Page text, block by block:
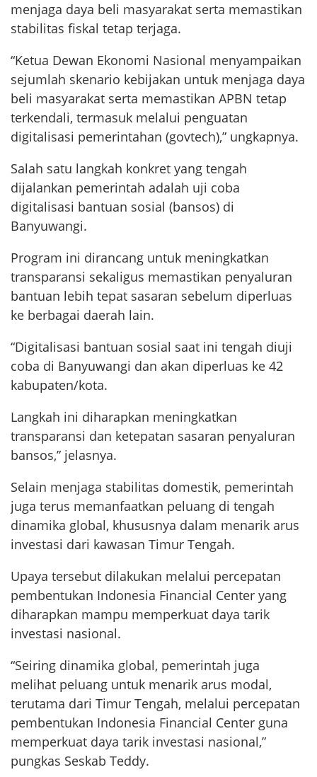
menjaga daya beli masyarakat serta memastikan
stabilitas fiskal tetap terjaga.
“Ketua Dewan Ekonomi Nasional menyampaikan
sejumlah skenario kebijakan untuk menjaga daya
beli masyarakat serta memastikan APBN tetap
terkendali, termasuk melalui penguatan
digitalisasi pemerintahan (govtech),” ungkapnya.
Salah satu langkah konkret yang tengah
dijalankan pemerintah adalah uji coba
digitalisasi bantuan sosial (bansos) di
Banyuwangi.
Program ini dirancang untuk meningkatkan
transparansi sekaligus memastikan penyaluran
bantuan lebih tepat sasaran sebelum diperluas
ke berbagai daerah lain.
“Digitalisasi bantuan sosial saat ini tengah diuji
coba di Banyuwangi dan akan diperluas ke 42
kabupaten/kota.
Langkah ini diharapkan meningkatkan
transparansi dan ketepatan sasaran penyaluran
bansos,” jelasnya.
Selain menjaga stabilitas domestik, pemerintah
juga terus memanfaatkan peluang di tengah
dinamika global, khususnya dalam menarik arus
investasi dari kawasan Timur Tengah.
Upaya tersebut dilakukan melalui percepatan
pembentukan Indonesia Financial Center yang
diharapkan mampu memperkuat daya tarik
investasi nasional.
“Seiring dinamika global, pemerintah juga
melihat peluang untuk menarik arus modal,
terutama dari Timur Tengah, melalui percepatan
pembentukan Indonesia Financial Center guna
memperkuat daya tarik investasi nasional,”
pungkas Seskab Teddy.